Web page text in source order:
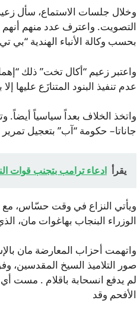
وخلال جلسات الاستماع، سأل
التصويت. واعترف عدد منهم أنهم
بحسب وكالة الأنباء الهندية “بي
واعتبر زعيم “أكال تخت” ذلك
عدم تنفيذ البنود المتنازَع عليها
واتخذ الخلاف بعداً سياسياً أيضاً.
جاناتا– حكومة “آب” بتعجيل
يقرأ ادعاء ترامب بتجنب قوات
ويأتي النزاع في وقت حسّاس، مع
الوزراء البنجاب بهاغوات مان،
واتهمت أحزاب المعارضة مان
لم يدفع انسحابة باقلام . مست أي
الأفحم وقد